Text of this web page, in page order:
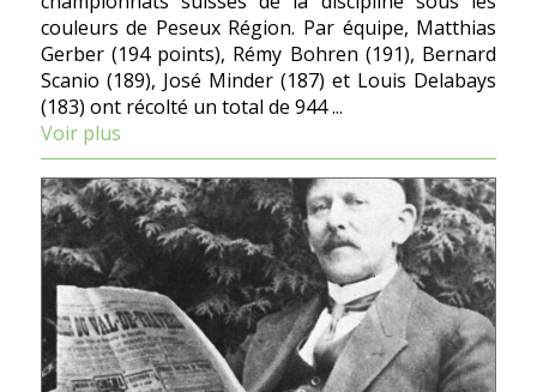
couleurs de Peseux Région. Par équipe, Matthias
Gerber (194 points), Rémy Bohren (191), Bernard
Scanio (189), José Minder (187) et Louis Delabays
(183) ont récolté un total de 944 ...
Voir plus